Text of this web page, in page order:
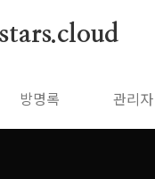
방명록 관리자